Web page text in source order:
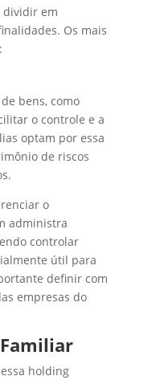
dividir em
Os mais
bens, como
o controle e a
optam por essa
de riscos
o
administra
controlar
útil para
definir com
empresas do
holding